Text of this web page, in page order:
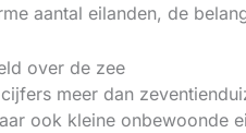
aantal eilanden, de
over de zee
meer dan
ook kleine onbewoonde